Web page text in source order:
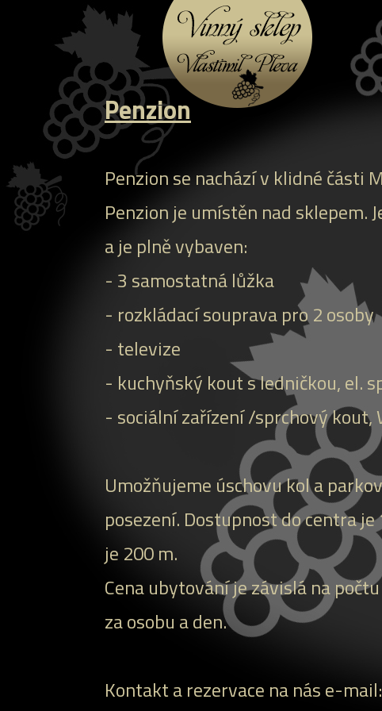
Penzion
Penzion se nachází v klidné části
Penzion je umístěn nad sklepem.
a je plně vybaven:
- 3 samostatná lůžka
- rozkládací souprava pro 2 osoby
- televize
- kuchyňský kout s ledničkou, el.
- sociální zařízení /sprchový kout,
Umožňujeme úschovu kol a
posezení. Dostupnost do centra
je 200 m.
Cena ubytování je závislá na
za osobu a den.
Kontakt a rezervace na nás e-